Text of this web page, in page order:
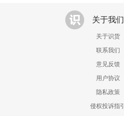
关于我们
关于识货
联系我们
意见反馈
用户协议
隐私政策
侵权投诉指引